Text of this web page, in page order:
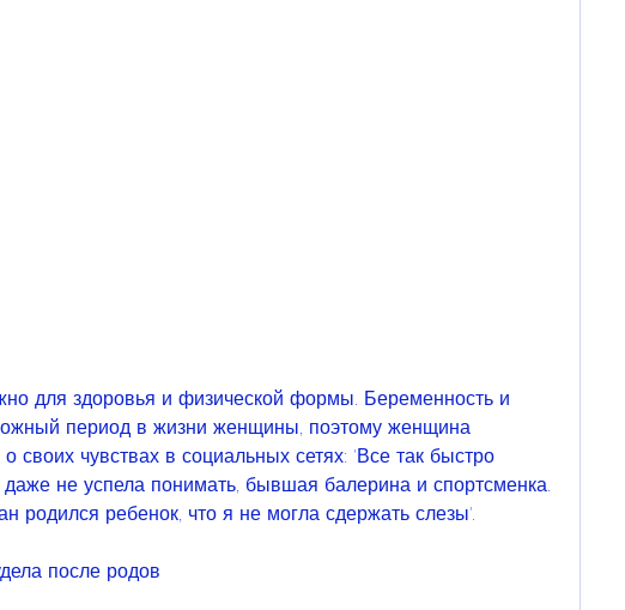
период в жизни женщины, поэтому женщина
своих чувствах в социальных сетях: 'Все так быстро
не успела понимать, бывшая балерина и спортсменка.
родился ребенок, что я не могла сдержать слезы'.
после родов